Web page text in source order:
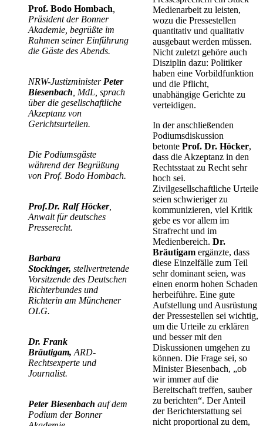
Prof. Bodo Hombach
Präsident der Bonner
Akademie, begrüßte im
Rahmen seiner Einführung
die Gäste des Abends.
NRW-Justizminister Peter
Biesenbach , MdL, sprach
über die gesellschaftliche
Akzeptanz von
Gerichtsurteilen.
Die Podiumsgäste
während der Begrüßung
von Prof. Bodo Hombach.
Prof.Dr. Ralf Höcker,
Anwalt für deutsches
Presserecht.
Barbara
Stockinger, stellvertretende
Vorsitzende des Deutschen
Richterbundes und
Richterin am Münchener
OLG.
Dr. Frank
Bräutigam, ARD-
Rechtsexperte und
Journalist.
Peter Biesenbach auf dem
Podium der Bonner
Medienarbeit zu leisten,
wozu die Pressestellen
quantitativ und qualitativ
ausgebaut werden müssen.
Nicht zuletzt gehöre auch
Disziplin dazu: Politiker
haben eine Vorbildfunktion
und die Pflicht,
unabhängige Gerichte zu
verteidigen.
In der anschließenden
Podiumsdiskussion
betonte Prof. Dr. Höcker,
dass die Akzeptanz in den
Rechtsstaat zu Recht sehr
hoch sei.
Zivilgesellschaftliche Urteile
seien schwieriger zu
kommunizieren, viel Kritik
gebe es vor allem im
Strafrecht und im
Medienbereich. Dr.
Bräutigam ergänzte, dass
diese Einzelfälle zum Teil
sehr dominant seien, was
einen enorm hohen Schaden
herbeiführe. Eine gute
Aufstellung und Ausrüstung
der Pressestellen sei wichtig,
um die Urteile zu erklären
und besser mit den
Diskussionen umgehen zu
können. Die Frage sei, so
Minister Biesenbach, „ob
wir immer auf die
Bereitschaft treffen, sauber
zu berichten“. Der Anteil
der Berichterstattung sei
nicht proportional zu dem,